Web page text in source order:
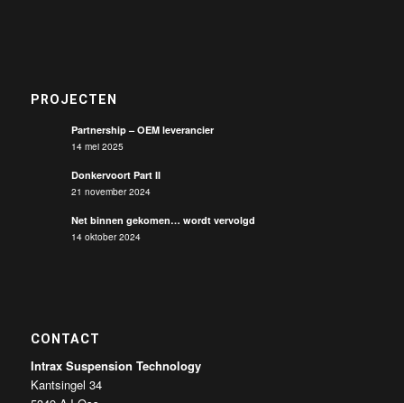
PROJECTEN
Partnership – OEM leverancier
14 mei 2025
Donkervoort Part II
21 november 2024
Net binnen gekomen… wordt vervolgd
14 oktober 2024
CONTACT
Intrax Suspension Technology
Kantsingel 34